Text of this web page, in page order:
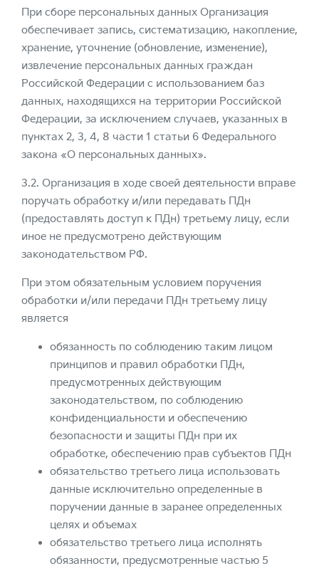
При сборе персональных данных Организация
обеспечивает запись, систематизацию, накопление,
хранение, уточнение (обновление, изменение),
извлечение персональных данных граждан
Российской Федерации с использованием баз
данных, находящихся на территории Российской
Федерации, за исключением случаев, указанных в
пунктах 2, 3, 4, 8 части 1 статьи 6 Федерального
закона «О персональных данных».
3.2. Организация в ходе своей деятельности вправе
поручать обработку и/или передавать ПДн
(предоставлять доступ к ПДн) третьему лицу, если
иное не предусмотрено действующим
законодательством РФ.
При этом обязательным условием поручения
обработки и/или передачи ПДн третьему лицу
является
обязанность по соблюдению таким лицом
принципов и правил обработки ПДн,
предусмотренных действующим
законодательством, по соблюдению
конфиденциальности и обеспечению
безопасности и защиты ПДн при их
обработке, обеспечению прав субъектов ПДн
обязательство третьего лица использовать
данные исключительно определенные в
поручении данные в заранее определенных
целях и объемах
обязательство третьего лица исполнять
обязанности, предусмотренные частью 5